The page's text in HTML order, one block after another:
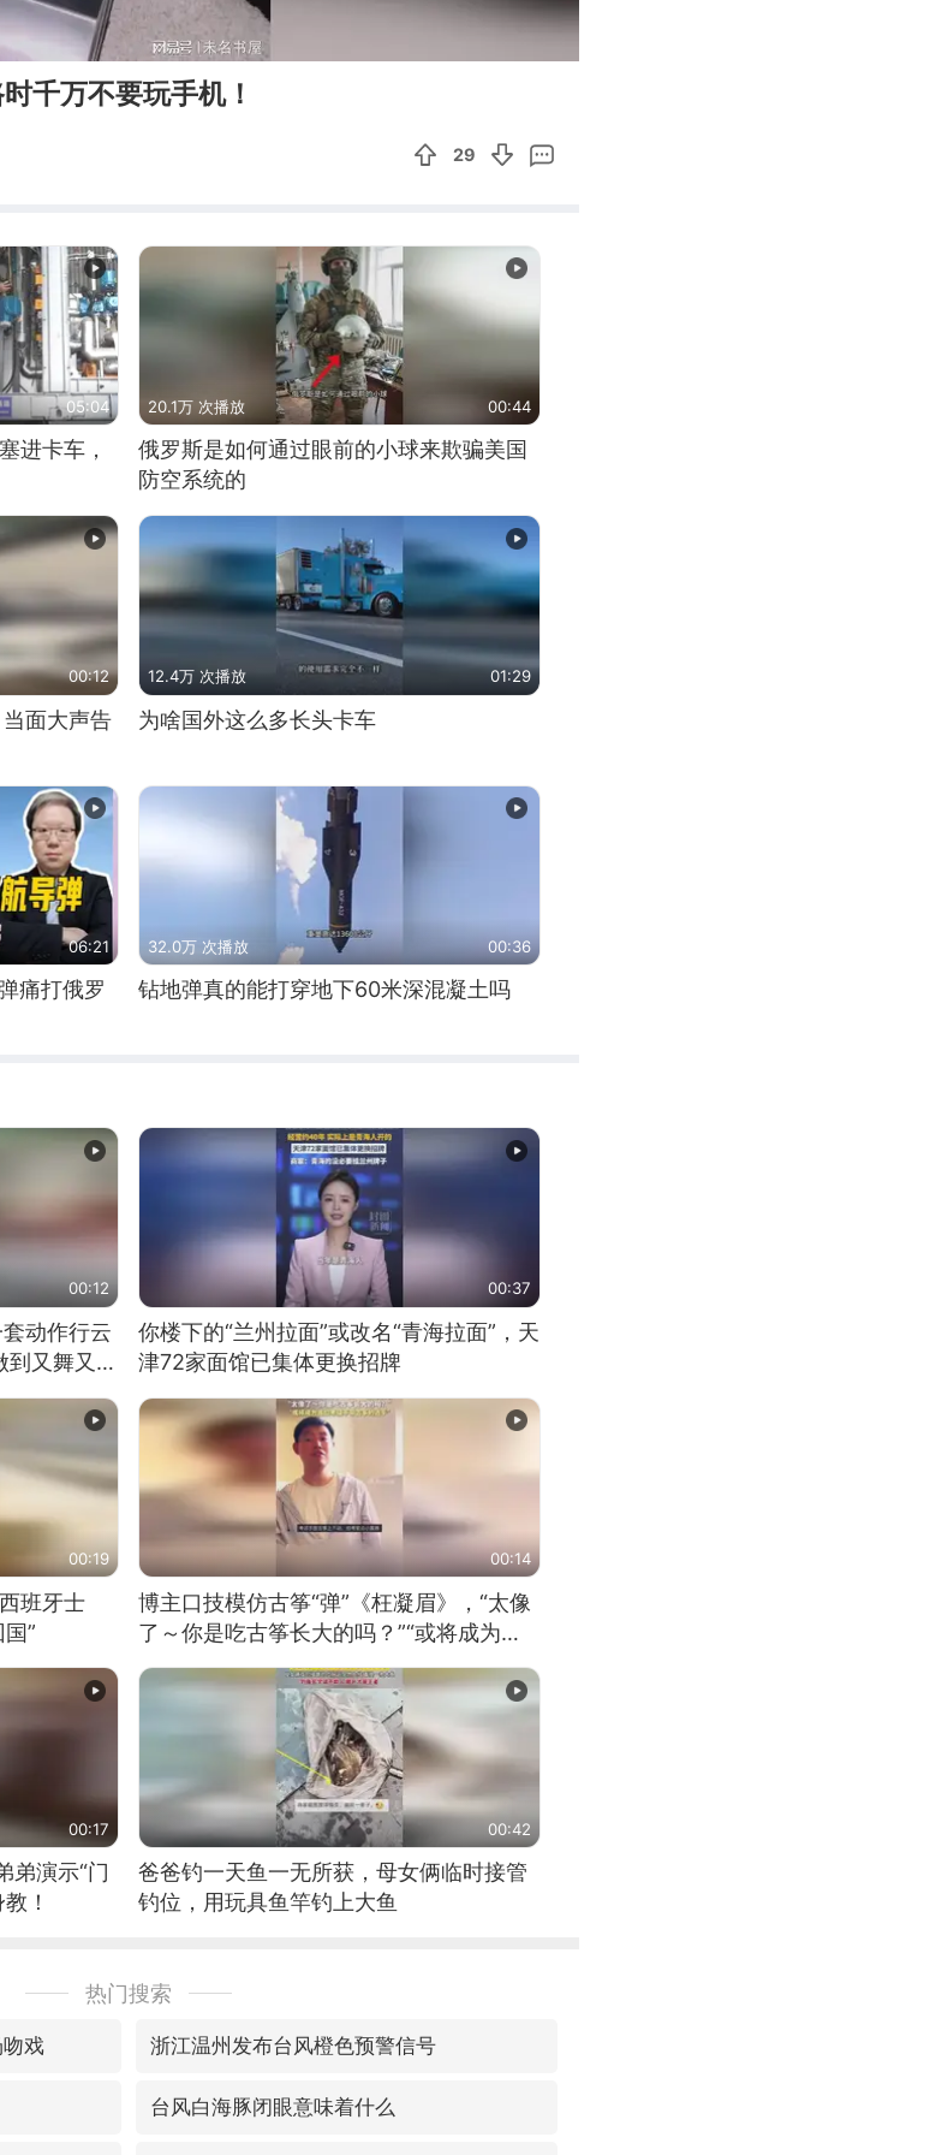
千万不要玩手机！
29
05:04
进卡车，
20.1万 次播放 00:44
俄罗斯是如何通过眼前的小球来欺骗美国
防空系统的
00:12
面大声告
12.4万 次播放 01:29
为啥国外这么多长头卡车
06:21
痛打俄罗
32.0万 次播放 00:36
钻地弹真的能打穿地下60米深混凝土吗
00:12
动作行云
又舞又武
00:37
你楼下的“兰州拉面”或改名“青海拉面”，天
津72家面馆已集体更换招牌
00:19
班牙士
”
00:14
博主口技模仿古筝“弹”《枉凝眉》，“太像
了～你是吃古筝长大的吗？”“或将成为首
位考级不带古筝的选手。”（来源：新华每
日电讯）
00:17
弟演示“门
！
00:42
爸爸钓一天鱼一无所获，母女俩临时接管
钓位，用玩具鱼竿钓上大鱼
热门搜索
戏 浙江温州发布台风橙色预警信号
台风白海豚闭眼意味着什么